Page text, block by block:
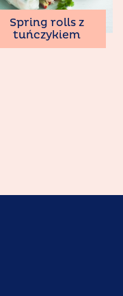
Spring rolls z
tuńczykiem